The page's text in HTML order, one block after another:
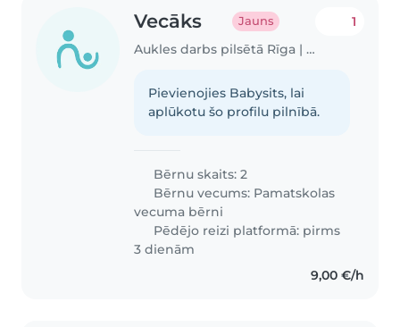
Vecāks Jauns
Aukles darbs pilsētā Rīga | Babysits
1
Pievienojies Babysits, lai
aplūkotu šo profilu pilnībā.
Bērnu skaits: 2
Bērnu vecums: Pamatskolas
vecuma bērni
Pēdējo reizi platformā: pirms
3 dienām
9,00 €/h